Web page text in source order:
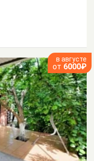
в августе
от 6000₽